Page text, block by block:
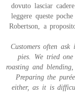
dovuto lasciar
leggere queste
Robertson, a
Customers often
pies. We tried
roasting and
Preparing the
either, as it is